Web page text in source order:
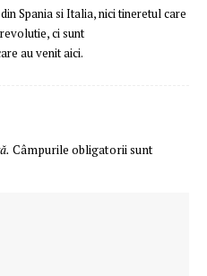
Spania si Italia, nici tineretul care
ci sunt
au venit aici.
Câmpurile obligatorii sunt